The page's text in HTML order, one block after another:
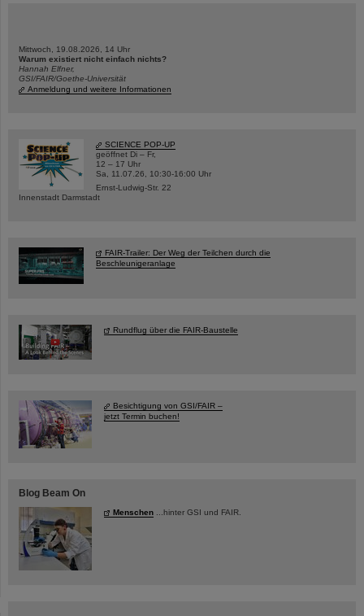
Mittwoch, 19.08.2026, 14 Uhr
Warum existiert nicht einfach nichts?
Hannah Elfner,
GSI/FAIR/Goethe-Universität
Anmeldung und weitere Informationen
SCIENCE POP-UP
geöffnet Di – Fr,
12 – 17 Uhr
Sa, 11.07.26, 10:30-16:00 Uhr
Ernst-Ludwig-Str. 22
Innenstadt Darmstadt
FAIR-Trailer: Der Weg der Teilchen durch die
Beschleunigeranlage
Rundflug über die FAIR-Baustelle
Besichtigung von GSI/FAIR –
jetzt Termin buchen!
Blog Beam On
Menschen ...hinter GSI und FAIR.